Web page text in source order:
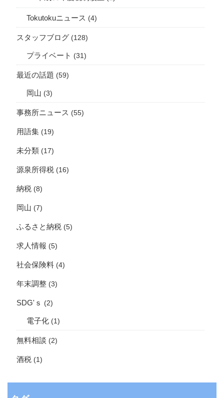
Tokutokuニュース (4)
スタッフブログ (128)
プライベート (31)
最近の話題 (59)
岡山 (3)
事務所ニュース (55)
用語集 (19)
未分類 (17)
源泉所得税 (16)
納税 (8)
岡山 (7)
ふるさと納税 (5)
求人情報 (5)
社会保険料 (4)
年末調整 (3)
SDG'ｓ (2)
電子化 (1)
無料相談 (2)
酒税 (1)